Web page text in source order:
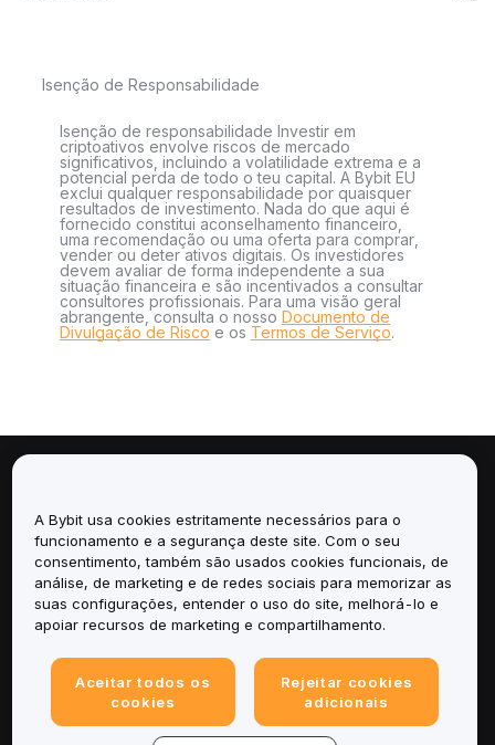
Isenção de Responsabilidade
Isenção de responsabilidade Investir em
criptoativos envolve riscos de mercado
significativos, incluindo a volatilidade extrema e a
potencial perda de todo o teu capital. A Bybit EU
exclui qualquer responsabilidade por quaisquer
resultados de investimento. Nada do que aqui é
fornecido constitui aconselhamento financeiro,
uma recomendação ou uma oferta para comprar,
vender ou deter ativos digitais. Os investidores
devem avaliar de forma independente a sua
situação financeira e são incentivados a consultar
consultores profissionais. Para uma visão geral
abrangente, consulta o nosso Documento de
Divulgação de Risco e os Termos de Serviço.
Serviços
Suporte
A Bybit usa cookies estritamente necessários para o
funcionamento e a segurança deste site. Com o seu
consentimento, também são usados cookies funcionais, de
análise, de marketing e de redes sociais para memorizar as
suas configurações, entender o uso do site, melhorá-lo e
apoiar recursos de marketing e compartilhamento.
Aceitar todos os
cookies
Rejeitar cookies
adicionais